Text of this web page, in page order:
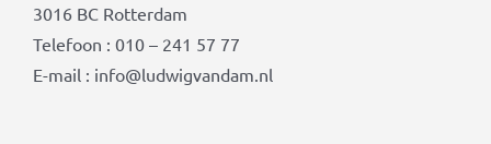
3016 BC Rotterdam
Telefoon : 010 – 241 57 77
E-mail : info@ludwigvandam.nl